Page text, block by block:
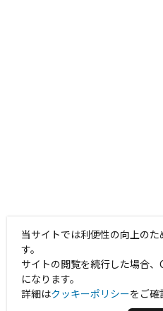
当サイトでは利便性の向上の
す。
サイトの閲覧を続行した場合
になります。
詳細はクッキーポリシーをご確